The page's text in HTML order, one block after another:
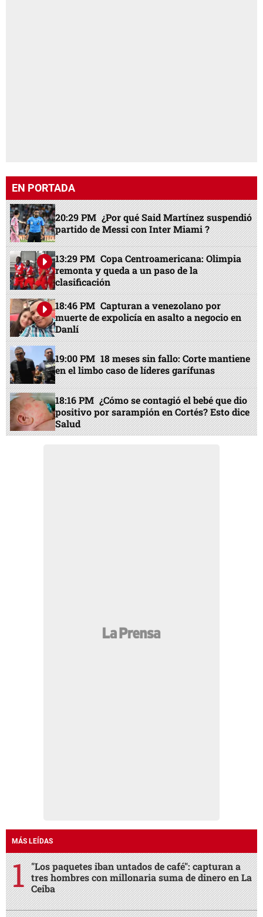
EN PORTADA
20:29 PM ¿Por qué Said Martínez suspendió
partido de Messi con Inter Miami ?
13:29 PM Copa Centroamericana: Olimpia
remonta y queda a un paso de la
clasificación
18:46 PM Capturan a venezolano por
muerte de expolicía en asalto a negocio en
Danlí
19:00 PM 18 meses sin fallo: Corte mantiene
en el limbo caso de líderes garífunas
18:16 PM ¿Cómo se contagió el bebé que dio
positivo por sarampión en Cortés? Esto dice
Salud
MÁS LEÍDAS
"Los paquetes iban untados de café": capturan a
tres hombres con millonaria suma de dinero en La
Ceiba